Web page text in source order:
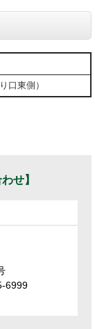
口東側）
せ】
6999